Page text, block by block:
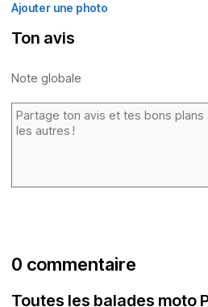
Ajouter une photo
Ton avis
Note globale
0 commentaire
Toutes les balades moto